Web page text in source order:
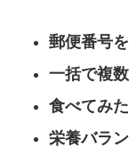
郵便番号
一括で複
食べてみ
栄養バラ